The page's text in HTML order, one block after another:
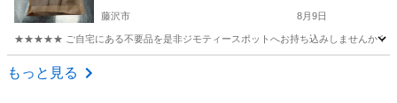
藤沢市 8月9日
★★★★★ ご自宅にある不要品を是非ジモティースポットへお持ち込みしませんか？
神奈川 藤沢市
もっと見る